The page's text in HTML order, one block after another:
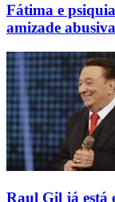
Fátima e
amizade
Raul Gil já está